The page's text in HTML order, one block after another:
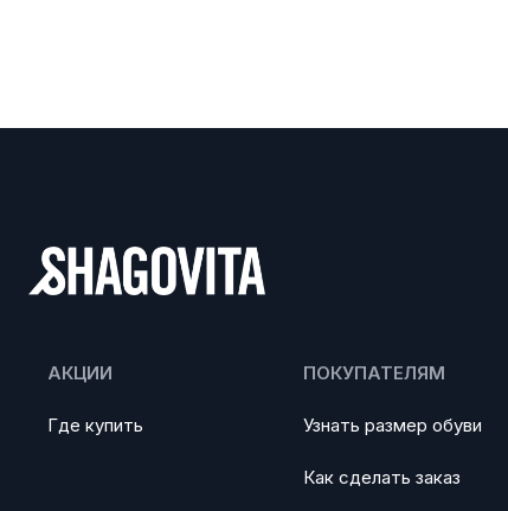
АКЦИИ
Где купить
ПОКУПАТЕЛЯМ
Узнать размер обуви
Как сделать заказ